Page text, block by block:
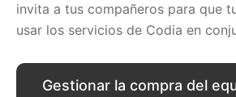
invita a tus compañeros para que
usar los servicios de Codia en
Gestionar la compra del